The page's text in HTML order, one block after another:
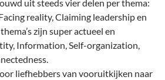
uit steeds vier delen per thema:
reality, Claiming leadership en
zijn super actueel en
Information, Self-organization,
liefhebbers van vooruitkijken naar